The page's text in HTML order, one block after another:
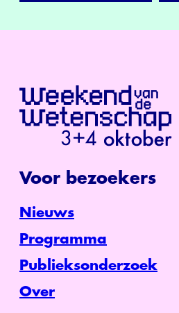
Voor bezoekers
Nieuws
Programma
Publieksonderzoek
Over